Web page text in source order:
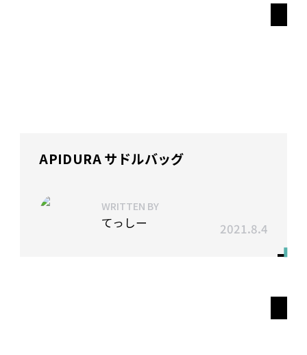
APIDURA サドルバッグ
WRITTEN BY
てっしー 2021.8.4